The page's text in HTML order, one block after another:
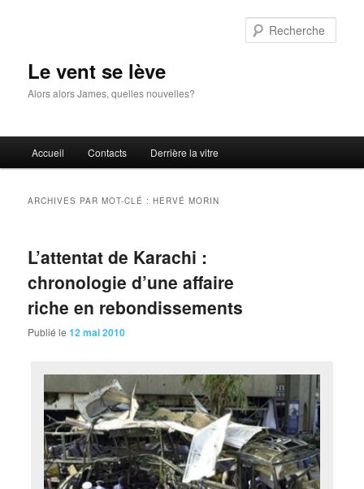
Le vent se lève
Alors alors James, quelles nouvelles?
principal
Accueil Contacts Derrière la vitre
ARCHIVES PAR MOT-CLÉ :HERVÉ MORIN
L’attentat de Karachi :
chronologie d’une affaire
riche en rebondissements
Publié le12 mai 2010